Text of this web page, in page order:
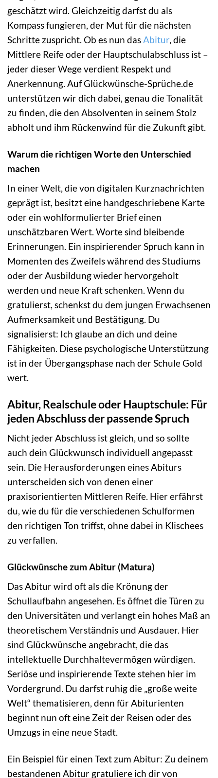
geschätzt wird. Gleichzeitig darfst du als
Kompass fungieren, der Mut für die nächsten
Schritte zuspricht. Ob es nun dasAbitur, die
Mittlere Reife oder der Hauptschulabschluss ist –
jeder dieser Wege verdient Respekt und
Anerkennung. Auf Glückwünsche-Sprüche.de
unterstützen wir dich dabei, genau die Tonalität
zu finden, die den Absolventen in seinem Stolz
abholt und ihm Rückenwind für die Zukunft gibt.
Warum die richtigen Worte den Unterschied
machen
In einer Welt, die von digitalen Kurznachrichten
geprägt ist, besitzt eine handgeschriebene Karte
oder ein wohlformulierter Brief einen
unschätzbaren Wert. Worte sind bleibende
Erinnerungen. Ein inspirierender Spruch kann in
Momenten des Zweifels während des Studiums
oder der Ausbildung wieder hervorgeholt
werden und neue Kraft schenken. Wenn du
gratulierst, schenkst du dem jungen Erwachsenen
Aufmerksamkeit und Bestätigung. Du
signalisierst: Ich glaube an dich und deine
Fähigkeiten. Diese psychologische Unterstützung
ist in der Übergangsphase nach der Schule Gold
wert.
Abitur, Realschule oder Hauptschule: Für
jeden Abschluss der passende Spruch
Nicht jeder Abschluss ist gleich, und so sollte
auch dein Glückwunsch individuell angepasst
sein. Die Herausforderungen eines Abiturs
unterscheiden sich von denen einer
praxisorientierten Mittleren Reife. Hier erfährst
du, wie du für die verschiedenen Schulformen
den richtigen Ton triffst, ohne dabei in Klischees
zu verfallen.
Glückwünsche zum Abitur (Matura)
Das Abitur wird oft als die Krönung der
Schullaufbahn angesehen. Es öffnet die Türen zu
den Universitäten und verlangt ein hohes Maß an
theoretischem Verständnis und Ausdauer. Hier
sind Glückwünsche angebracht, die das
intellektuelle Durchhaltevermögen würdigen.
Seriöse und inspirierende Texte stehen hier im
Vordergrund. Du darfst ruhig die „große weite
Welt“ thematisieren, denn für Abiturienten
beginnt nun oft eine Zeit der Reisen oder des
Umzugs in eine neue Stadt.
Ein Beispiel für einen Text zum Abitur: Zu deinem
bestandenen Abitur gratuliere ich dir von